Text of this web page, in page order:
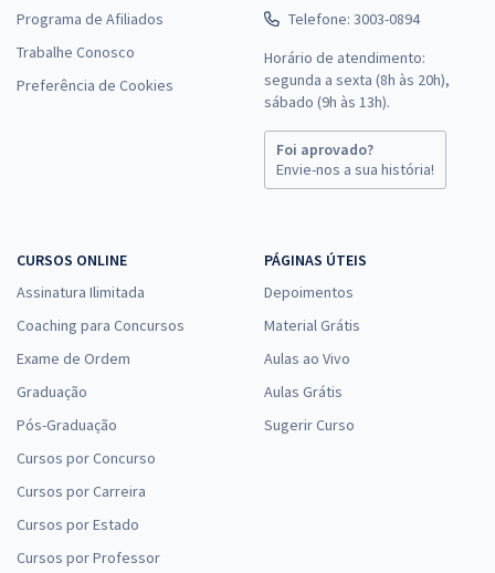
Programa de Afiliados
Trabalhe Conosco
Preferência de Cookies
Telefone: 3003-0894
Horário de atendimento:
segunda a sexta (8h às 20h),
sábado (9h às 13h).
Foi aprovado?
Envie-nos a sua história!
CURSOS ONLINE
Assinatura Ilimitada
Coaching para Concursos
Exame de Ordem
Graduação
Pós-Graduação
Cursos por Concurso
Cursos por Carreira
Cursos por Estado
Cursos por Professor
PÁGINAS ÚTEIS
Depoimentos
Material Grátis
Aulas ao Vivo
Aulas Grátis
Sugerir Curso